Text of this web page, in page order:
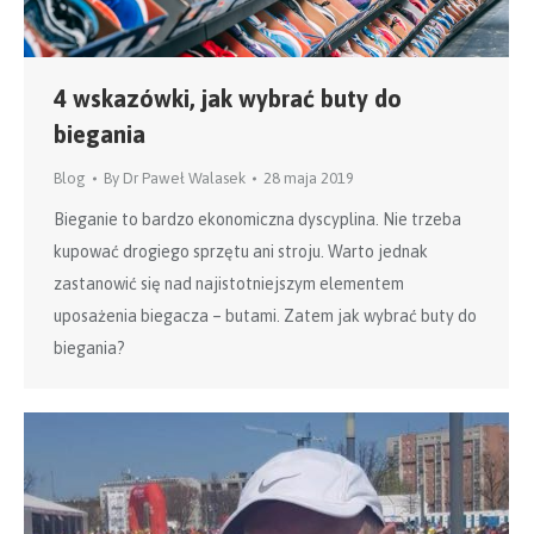
4 wskazówki, jak wybrać buty do
biegania
Blog By Dr Paweł Walasek 28 maja 2019
Bieganie to bardzo ekonomiczna dyscyplina. Nie trzeba
kupować drogiego sprzętu ani stroju. Warto jednak
zastanowić się nad najistotniejszym elementem
uposażenia biegacza – butami. Zatem jak wybrać buty do
biegania?